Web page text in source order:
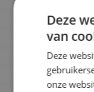
Ons aanbod:
Friet 🐟Vis
Street Food
Deze
van
Deze
onze